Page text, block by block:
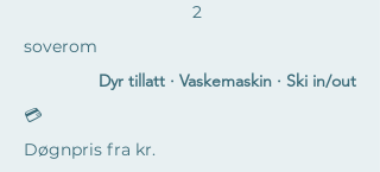
2
soverom
Dyr tillatt · Vaskemaskin · Ski in/out
💳
Døgnpris fra kr.